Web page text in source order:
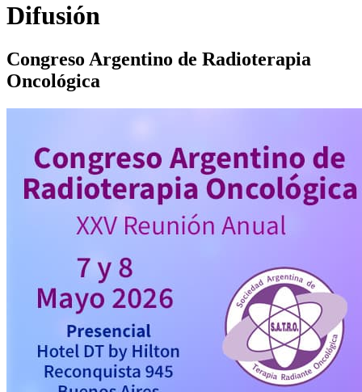
Difusión
Congreso Argentino de Radioterapia
Oncológica